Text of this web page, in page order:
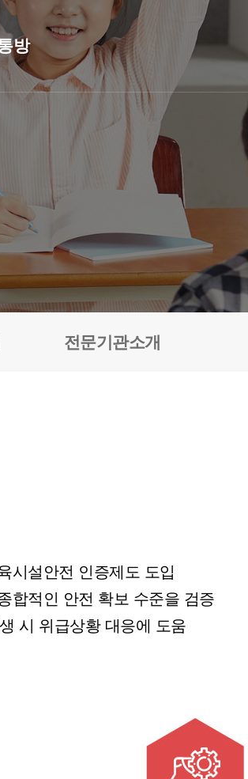
방
전문기관소개
시설안전 인증제도 도입
합적인 안전 확보 수준을 검증
시 위급상황 대응에 도움